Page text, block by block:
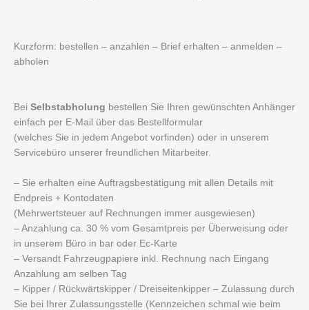
Kurzform: bestellen – anzahlen – Brief erhalten – anmelden –
abholen
Bei Selbstabholung bestellen Sie Ihren gewünschten Anhänger
einfach per E-Mail über das Bestellformular
(welches Sie in jedem Angebot vorfinden) oder in unserem
Servicebüro unserer freundlichen Mitarbeiter.
– Sie erhalten eine Auftragsbestätigung mit allen Details mit
Endpreis + Kontodaten
(Mehrwertsteuer auf Rechnungen immer ausgewiesen)
– Anzahlung ca. 30 % vom Gesamtpreis per Überweisung oder
in unserem Büro in bar oder Ec-Karte
– Versandt Fahrzeugpapiere inkl. Rechnung nach Eingang
Anzahlung am selben Tag
– Kipper / Rückwärtskipper / Dreiseitenkipper – Zulassung durch
Sie bei Ihrer Zulassungsstelle (Kennzeichen schmal wie beim